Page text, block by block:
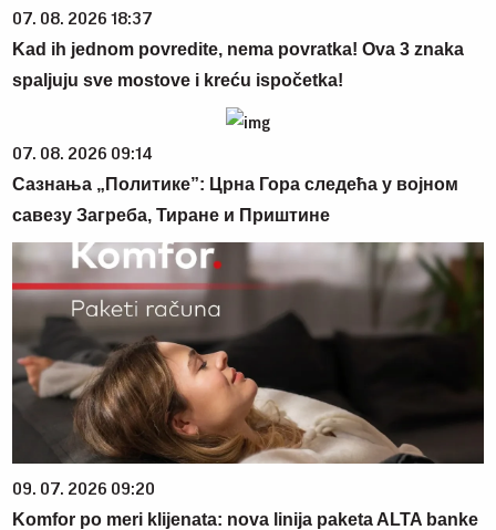
07. 08. 2026 18:37
Kad ih jednom povredite, nema povratka! Ova 3 znaka
spaljuju sve mostove i kreću ispočetka!
07. 08. 2026 09:14
Сазнања „Политике”: Црна Гора следећа у војном
савезу Загреба, Тиране и Приштине
09. 07. 2026 09:20
Komfor po meri klijenata: nova linija paketa ALTA banke